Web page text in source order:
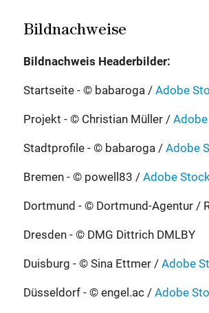
Bildnachweise
Bildnachweis Headerbilder:
Startseite - © babaroga / Adobe
Projekt - © Christian Müller /
Stadtprofile - © babaroga / Adobe
Bremen - © powell83 / Adobe Stock
Dortmund - © Dortmund-Agentur /
Dresden - © DMG Dittrich DMLBY
Duisburg - © Sina Ettmer / Adobe
Düsseldorf - © engel.ac / Adobe